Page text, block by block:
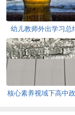
幼儿教师外出学习总
(精选多篇)[此文共
核心素养视域下高中